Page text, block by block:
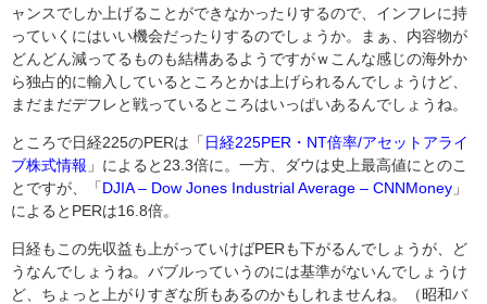
ャンスでしか上げることができなかったりするので、インフレに持
っていくにはいい機会だったりするのでしょうか。まぁ、内容物が
どんどん減ってるものも結構あるようですがｗこんな感じの海外か
ら独占的に輸入しているところとかは上げられるんでしょうけど、
まだまだデフレと戦っているところはいっぱいあるんでしょうね。
ところで日経225のPERは「 日経225PER・NT倍率/アセットアライ
ブ株式情報 」によると23.3倍に。一方、ダウは史上最高値にとのこ
とですが、「DJIA – Dow Jones Industrial Average – CNNMoney 」
によるとPERは16.8倍。
日経もこの先収益も上がっていけばPERも下がるんでしょうが、ど
うなんでしょうね。バブルっていうのには基準がないんでしょうけ
ど、ちょっと上がりすぎな所もあるのかもしれませんね。（昭和バ